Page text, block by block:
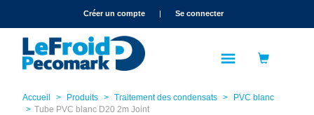
text.skipToNavigationCréer un compte | Se connecter
Accueil Produits Traitement des condensats
PVC blanc
Tube PVC blanc D20 2m Joint